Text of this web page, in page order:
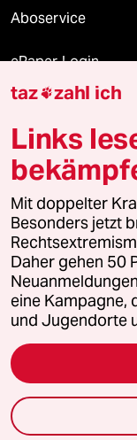
Aboservice
ePaper Login
Downloads für
© 2026 taz
Alle Rechte
wenden Sie sich bitte an
Feedback
Leitlinie
Seitenwende
taz zahl ich
Links
Mit doppelter
Besonders jetzt
Daher gehen 50
eine Kampagne,
und Jugendorte